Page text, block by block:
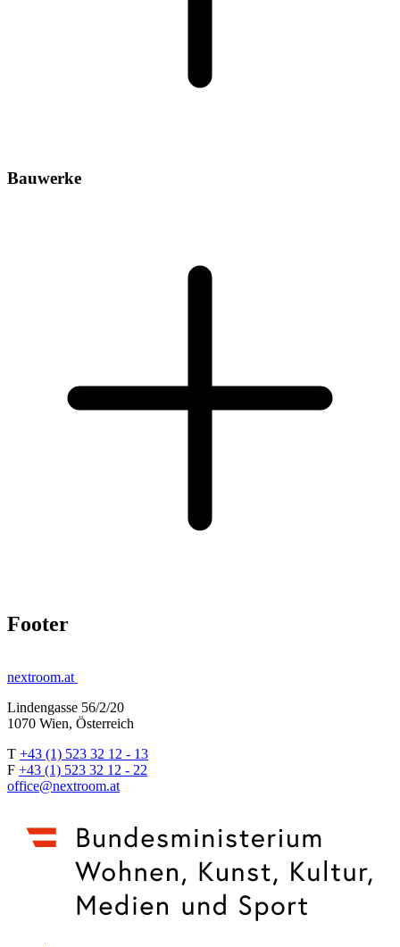
Bauwerke
Footer
nextroom.at
Lindengasse 56/2/20
1070 Wien, Österreich
T +43 (1) 523 32 12 - 13
F +43 (1) 523 32 12 - 22
office@nextroom.at